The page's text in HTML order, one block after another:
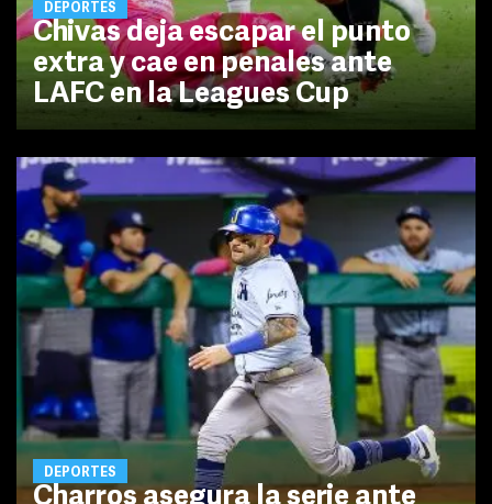
DEPORTES
Chivas deja escapar el punto
extra y cae en penales ante
LAFC en la Leagues Cup
DEPORTES
Charros asegura la serie ante